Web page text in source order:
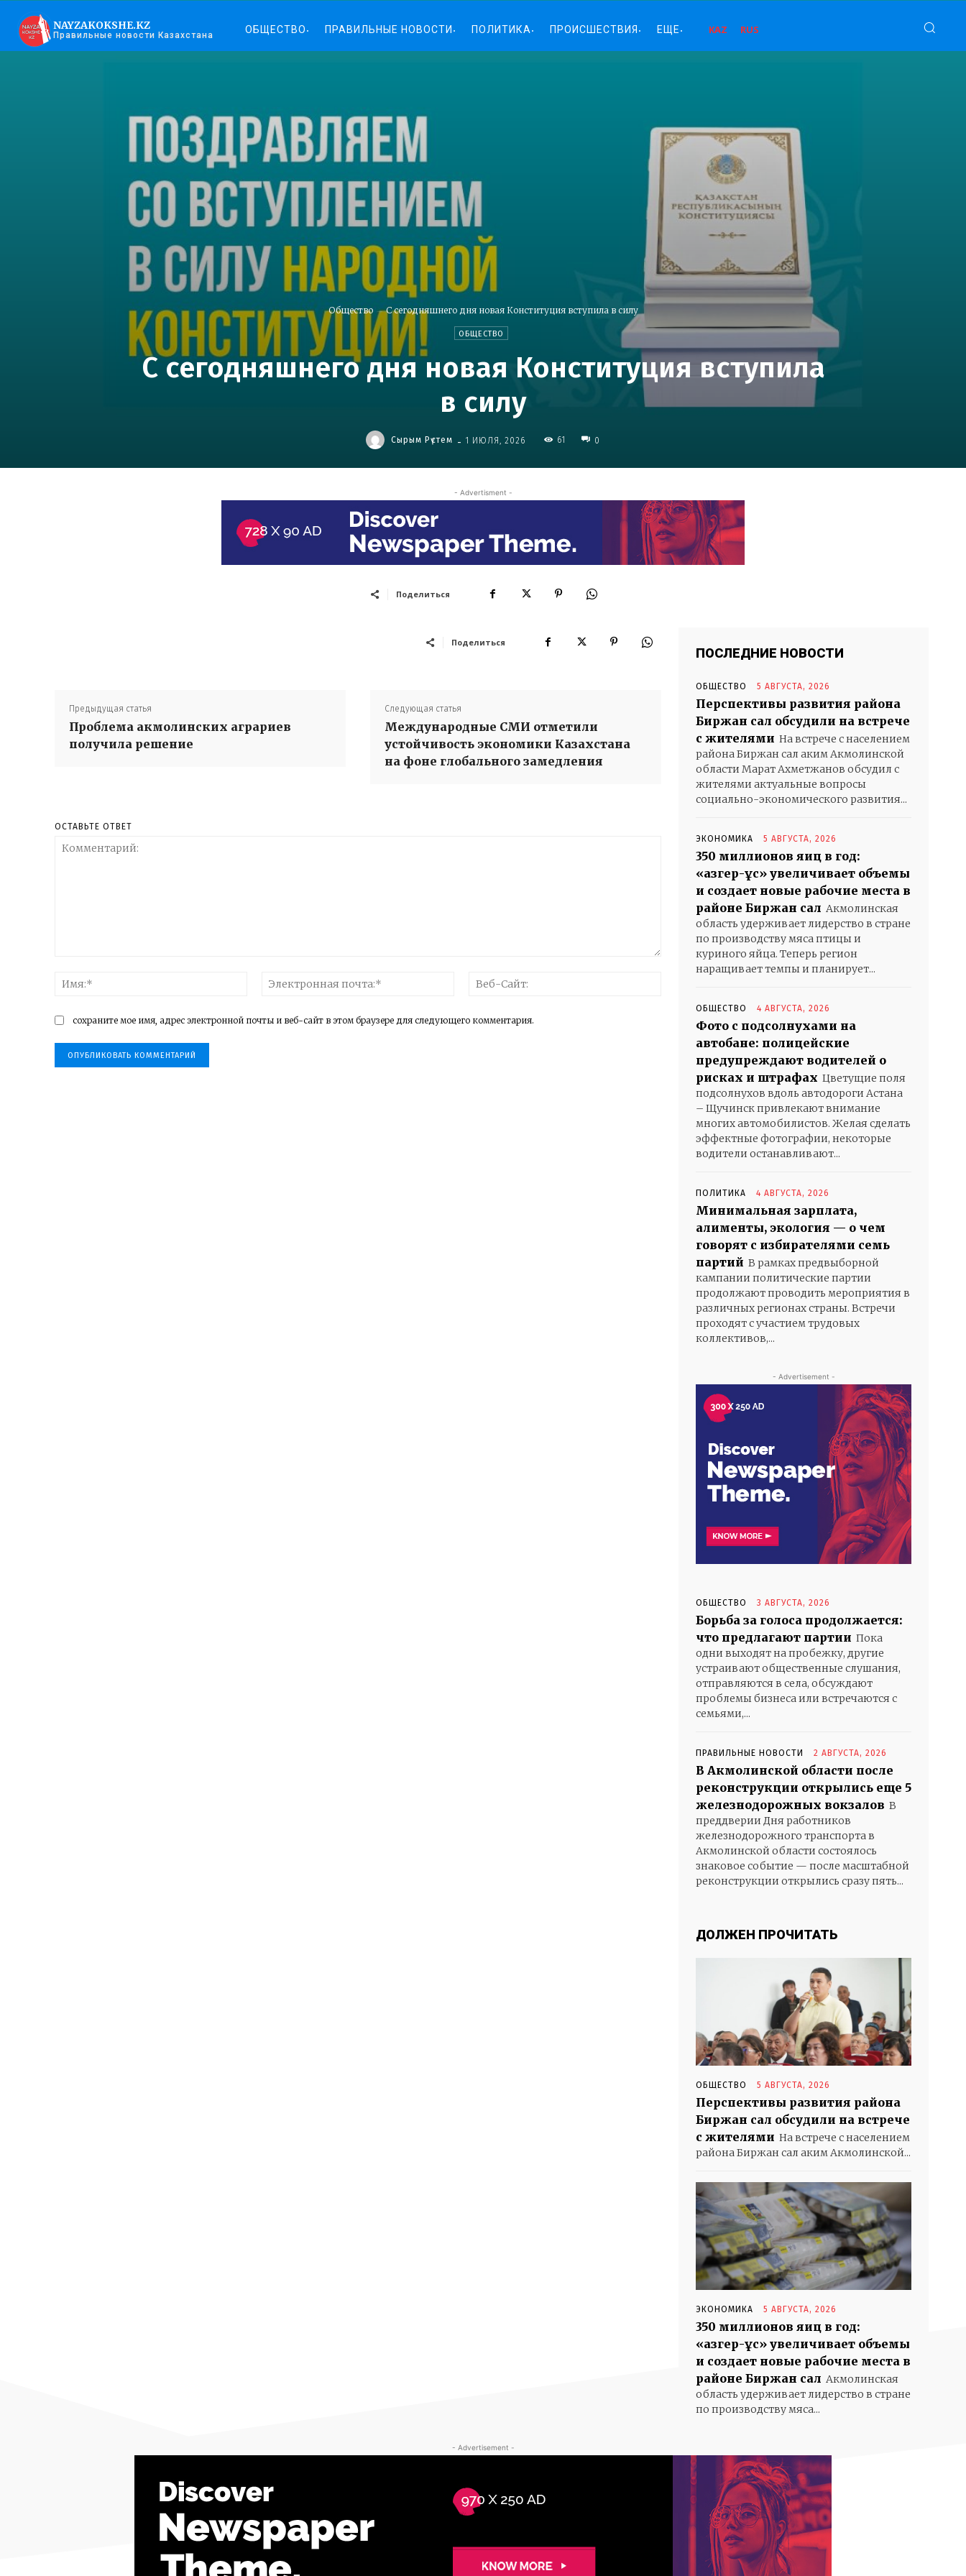
NAYZAKOKSHE.KZ
Правильные новости Казахстана ОБЩЕСТВО ПРАВИЛЬНЫЕ НОВОСТИ ПОЛИТИКА ПРОИСШЕСТВИЯ ЕЩЕ KAZ RUS
Общество С сегодняшнего дня новая Конституция вступила в силу
ОБЩЕСТВО
С сегодняшнего дня новая Конституция вступила
в силу
Сырым Рүстем - 1 ИЮЛЯ, 2026 61 0
- Advertisment -
Поделиться
Поделиться
Предыдущая статья
Проблема акмолинских аграриев
получила решение
Следующая статья
Международные СМИ отметили
устойчивость экономики Казахстана
на фоне глобального замедления
ОСТАВЬТЕ ОТВЕТ
Имя:*
Электронная
сохраните мое имя, адрес электронной почты и веб-сайт в этом браузере для следующего комментария.
ПОСЛЕДНИЕ НОВОСТИ
ОБЩЕСТВО 5 АВГУСТА, 2026
Перспективы развития района
Биржан сал обсудили на встрече
с жителями На встрече с населением
района Биржан сал аким Акмолинской
области Марат Ахметжанов обсудил с
жителями актуальные вопросы
социально-экономического развития...
ЭКОНОМИКА 5 АВГУСТА, 2026
350 миллионов яиц в год:
«Қазгер-Құс» увеличивает объемы
и создает новые рабочие места в
районе Биржан сал Акмолинская
область удерживает лидерство в стране
по производству мяса птицы и
куриного яйца. Теперь регион
наращивает темпы и планирует...
ОБЩЕСТВО 4 АВГУСТА, 2026
Фото с подсолнухами на
автобане: полицейские
предупреждают водителей о
рисках и штрафах Цветущие поля
подсолнухов вдоль автодороги Астана
– Щучинск привлекают внимание
многих автомобилистов. Желая сделать
эффектные фотографии, некоторые
водители останавливают...
ПОЛИТИКА 4 АВГУСТА, 2026
Минимальная зарплата,
алименты, экология — о чем
говорят с избирателями семь
партий В рамках предвыборной
кампании политические партии
продолжают проводить мероприятия в
различных регионах страны. Встречи
проходят с участием трудовых
коллективов,...
- Advertisement -
ОБЩЕСТВО 3 АВГУСТА, 2026
Борьба за голоса продолжается:
что предлагают партии Пока
одни выходят на пробежку, другие
устраивают общественные слушания,
отправляются в села, обсуждают
проблемы бизнеса или встречаются с
семьями,...
ПРАВИЛЬНЫЕ НОВОСТИ 2 АВГУСТА, 2026
В Акмолинской области после
реконструкции открылись еще 5
железнодорожных вокзалов В
преддверии Дня работников
железнодорожного транспорта в
Акмолинской области состоялось
знаковое событие — после масштабной
реконструкции открылись сразу пять...
ДОЛЖЕН ПРОЧИТАТЬ
ОБЩЕСТВО 5 АВГУСТА, 2026
Перспективы развития района
Биржан сал обсудили на встрече
с жителями На встрече с населением
района Биржан сал аким Акмолинской...
ЭКОНОМИКА 5 АВГУСТА, 2026
350 миллионов яиц в год:
«Қазгер-Құс» увеличивает объемы
и создает новые рабочие места в
районе Биржан сал Акмолинская
область удерживает лидерство в стране
по производству мяса...
- Advertisement -